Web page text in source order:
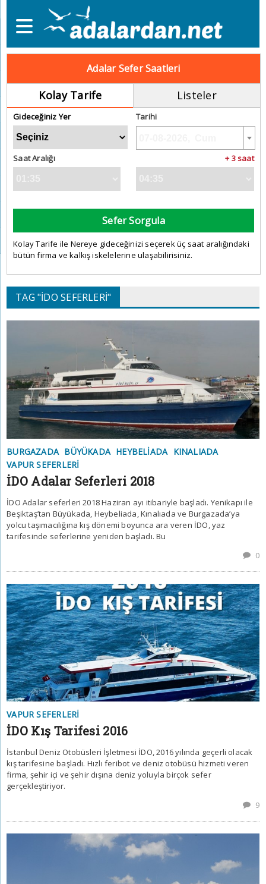
Adalar Sefer Saatleri
Kolay Tarife Listeler
Gideceğiniz Yer Tarihi
Saat Aralığı + 3 saat
Sefer Sorgula
Kolay Tarife ile Nereye gideceğinizi seçerek üç saat aralığındaki
bütün firma ve kalkış iskelelerine ulaşabilirisiniz.
TAG "IDO SEFERLERI"
BURGAZADA BÜYÜKADA HEYBELIADA KINALIADA
VAPUR SEFERLERI
İDO Adalar Seferleri 2018
İDO Adalar seferleri 2018 Haziran ayı itibariyle başladı. Yenikapı ile
Beşiktaş’tan Büyükada, Heybeliada, Kınalıada ve Burgazada’ya
yolcu taşımacılığına kış dönemi boyunca ara veren İDO, yaz
tarifesinde seferlerine yeniden başladı. Bu
0
VAPUR SEFERLERI
İDO Kış Tarifesi 2016
İstanbul Deniz Otobüsleri İşletmesi İDO, 2016 yılında geçerli olacak
kış tarifesine başladı. Hızlı feribot ve deniz otobüsü hizmeti veren
firma, şehir içi ve şehir dışına deniz yoluyla birçok sefer
gerçekleştiriyor.
9